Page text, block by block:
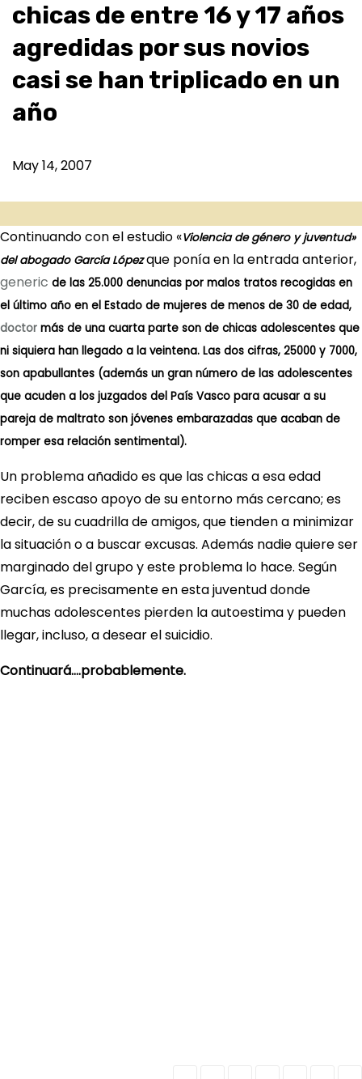
chicas de entre 16 y 17 años
agredidas por sus novios
casi se han triplicado en un
año
May 14, 2007
Continuando con el estudio «Violencia de género y juventud»
del abogado García López que ponía en la entrada anterior,
generic de las 25.000 denuncias por malos tratos recogidas en
el último año en el Estado de mujeres de menos de 30 de edad,
doctor más de una cuarta parte son de chicas adolescentes que
ni siquiera han llegado a la veintena. Las dos cifras, 25000 y 7000,
son apabullantes (además un gran número de las adolescentes
que acuden a los juzgados del País Vasco para acusar a su
pareja de maltrato son jóvenes embarazadas que acaban de
romper esa relación sentimental).
Un problema añadido es que las chicas a esa edad
reciben escaso apoyo de su entorno más cercano; es
decir, de su cuadrilla de amigos, que tienden a minimizar
la situación o a buscar excusas. Además nadie quiere ser
marginado del grupo y este problema lo hace. Según
García, es precisamente en esta juventud donde
muchas adolescentes pierden la autoestima y pueden
llegar, incluso, a desear el suicidio.
Continuará….probablemente.